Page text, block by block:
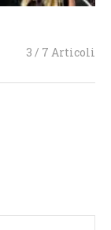
3 / 7 Articoli